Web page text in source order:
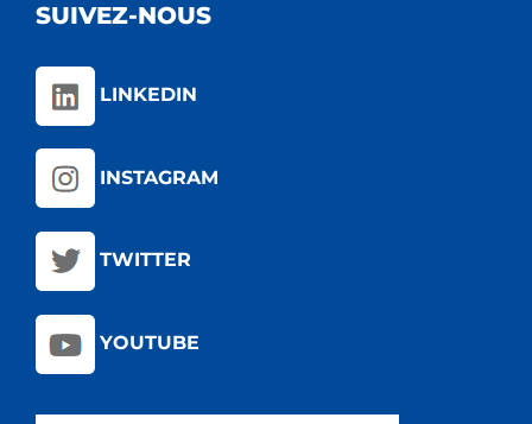
SUIVEZ-NOUS
LINKEDIN
INSTAGRAM
TWITTER
YOUTUBE